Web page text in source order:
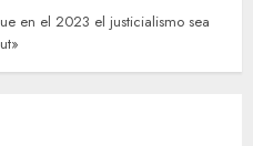
en el 2023 el justicialismo sea